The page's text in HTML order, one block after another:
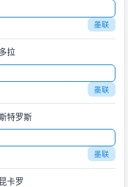
墨联
拉
墨联
特罗斯
墨联
卡罗